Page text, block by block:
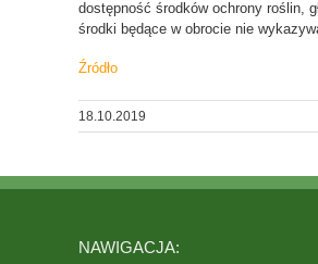
dostępność środków ochrony roślin,
środki będące w obrocie nie
Źródło
18.10.2019
NAWIGACJA: